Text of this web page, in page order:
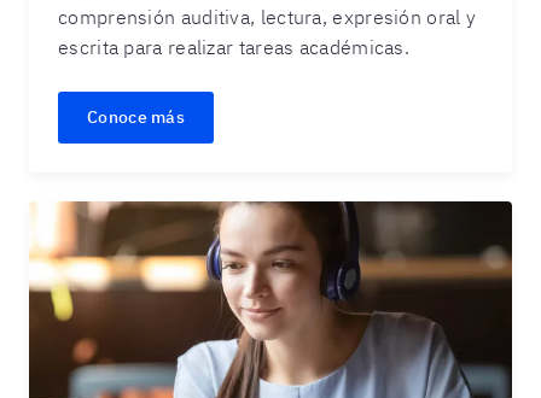
comprensión auditiva, lectura, expresión oral y
escrita para realizar tareas académicas.
Conoce más